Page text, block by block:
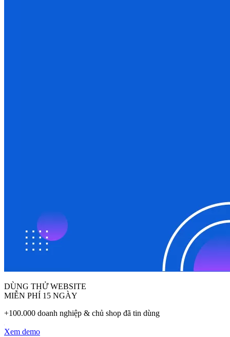
DÙNG THỬ WEBSITE
MIỄN PHÍ 15 NGÀY
+100.000 doanh nghiệp & chủ shop đã tin dùng
Xem demo